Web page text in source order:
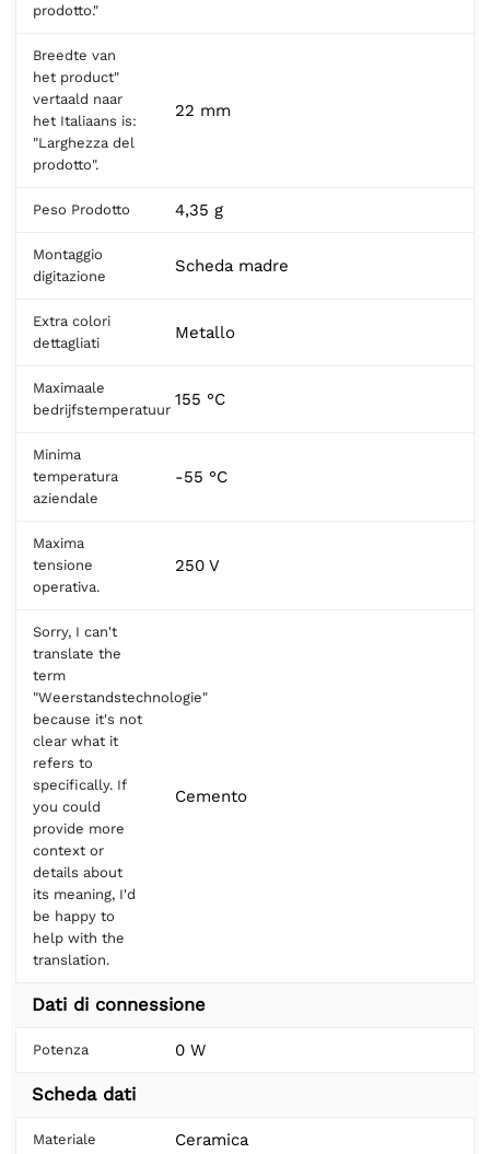
prodotto."
Breedte van
het product"
vertaald naar
het Italiaans is:
"Larghezza del
prodotto".
22 mm
Peso Prodotto 4,35 g
Montaggio
digitazione
Scheda madre
Extra colori
dettagliati
Metallo
Maximaale
bedrijfstemperatuur
155 °C
Minima
temperatura
aziendale
-55 °C
Maxima
tensione
operativa.
250 V
Sorry, I can't
translate the
term
"Weerstandstechnologie"
because it's not
clear what it
refers to
specifically. If
you could
provide more
context or
details about
its meaning, I'd
be happy to
help with the
translation.
Cemento
Dati di connessione
Potenza 0 W
Scheda dati
Materiale Ceramica